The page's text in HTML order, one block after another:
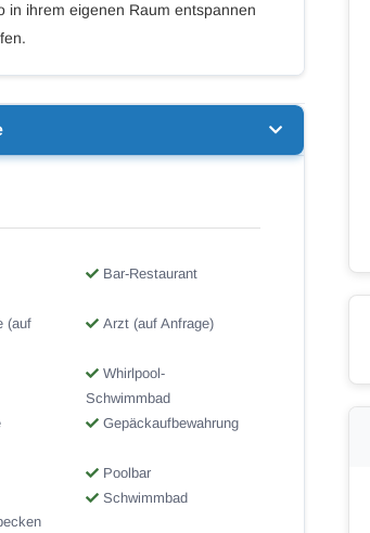
in ihrem eigenen Raum entspannen
Bar-Restaurant
(auf
Arzt (auf Anfrage)
Whirlpool-
Schwimmbad
Gepäckaufbewahrung
Poolbar
Schwimmbad